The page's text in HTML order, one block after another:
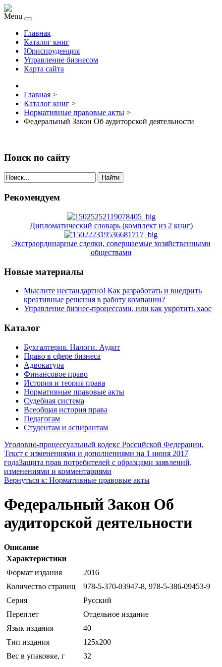
Menu
Главная
Каталог книг
Юриспруденция
Управление бизнесом
Карта сайта
Главная >
Каталог книг >
Нормативные правовые акты >
Федеральный Закон Об аудиторской деятельности
Поиск по сайту
Найти
Рекомендуем
Дипломатический словарь (комплект из 2 книг)
Экстраординарные сделки, совершаемые хозяйственными
обществами
Новые материалы
Мыслите нестандартно! Как разработать и внедрить
креативные решения в работу компании?
Управление бизнес-процессами, или как укротить хаос
Каталог
Бухгалтерия. Налоги. Аудит
Право в сфере бизнеса
Адвокатура
Финансовое право
История и теория права
Нормативные правовые акты
Судебная система
Всеобщая история права
Педагогам
Студентам и аспирантам
Уголовно-процессуальный кодекс Российской Федерации.
Текст с изменениями и дополнениями на 1 июня 2017
годаЗащита прав потребителей с образцами заявлений,
изменениями и комментариями
Вернуться к: Нормативные правовые акты
Федеральный Закон Об
аудиторской деятельности
Описание
Характеристики
Формат издания
2016
Количество страниц
978-5-370-03947-8, 978-5-386-09453-9
Серия
Русский
Переплет
Отдельное издание
Язык издания
40
Тип издания
125x200
Вес в упаковке, г
32